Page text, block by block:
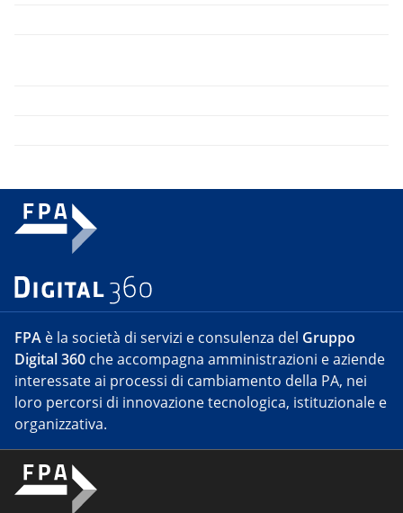
FPA è la società di servizi e consulenza del Gruppo
Digital 360 che accompagna amministrazioni e aziende
interessate ai processi di cambiamento della PA, nei
loro percorsi di innovazione tecnologica, istituzionale e
organizzativa.